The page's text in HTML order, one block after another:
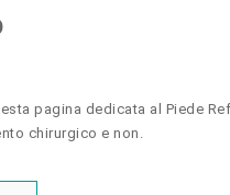
pagina dedicata al Piede
chirurgico e non.